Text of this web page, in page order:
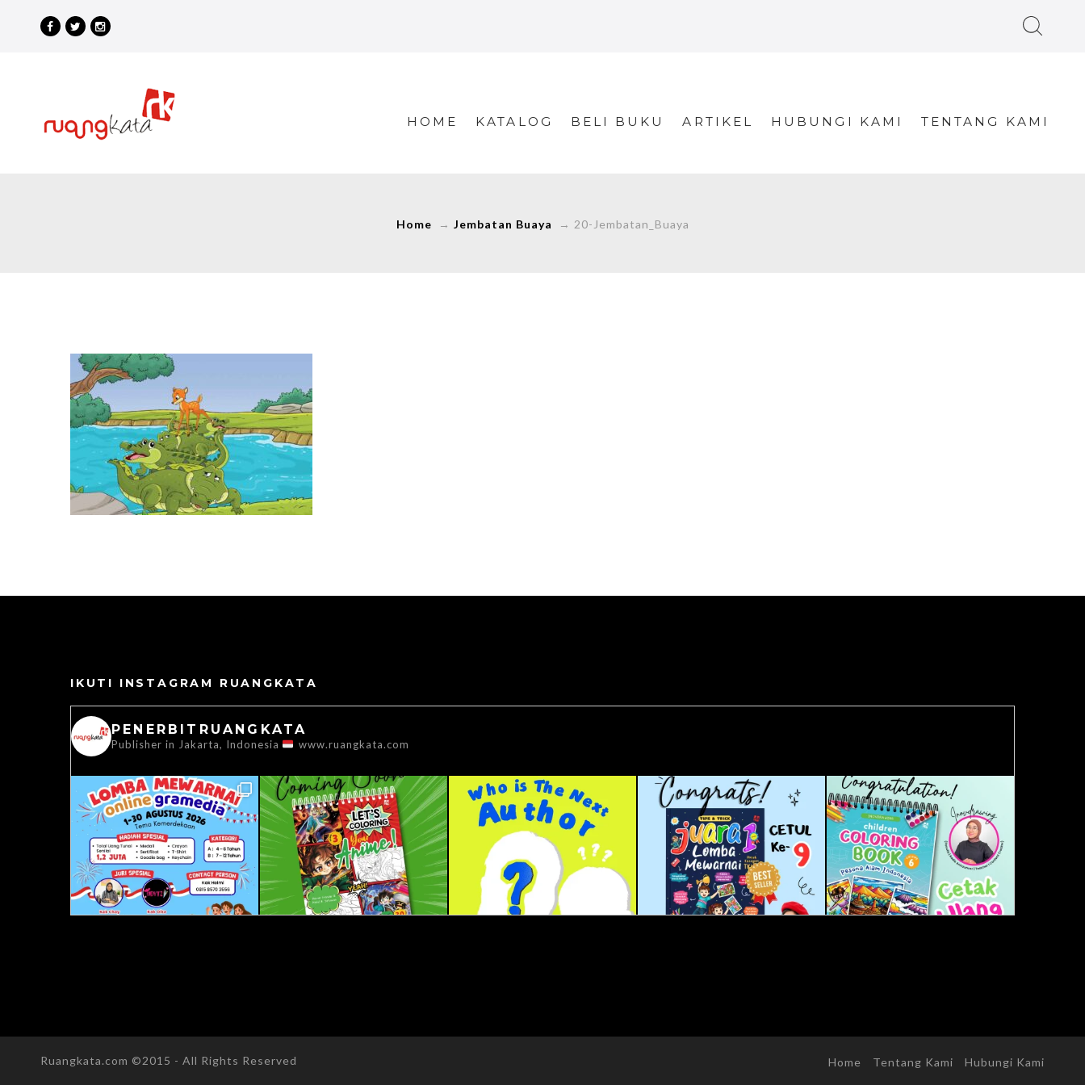
HOME KATALOG BELI BUKU ARTIKEL HUBUNGI KAMI TENTANG KAMI
Home → Jembatan Buaya → 20-Jembatan_Buaya
IKUTI INSTAGRAM RUANGKATA
PENERBITRUANGKATA
Publisher in Jakarta, Indonesia www.ruangkata.com
Ruangkata.com ©2015 - All Rights Reserved Home Tentang Kami Hubungi Kami